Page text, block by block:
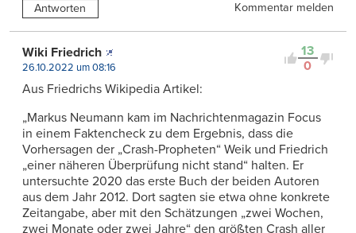
Antworten Kommentar melden
13
0
Wiki Friedrich
26.10.2022 um 08:16
Aus Friedrichs Wikipedia Artikel:
„Markus Neumann kam im Nachrichtenmagazin Focus
in einem Faktencheck zu dem Ergebnis, dass die
Vorhersagen der „Crash-Propheten“ Weik und Friedrich
„einer näheren Überprüfung nicht stand“ halten. Er
untersuchte 2020 das erste Buch der beiden Autoren
aus dem Jahr 2012. Dort sagten sie etwa ohne konkrete
Zeitangabe, aber mit den Schätzungen „zwei Wochen,
zwei Monate oder zwei Jahre“ den größten Crash aller